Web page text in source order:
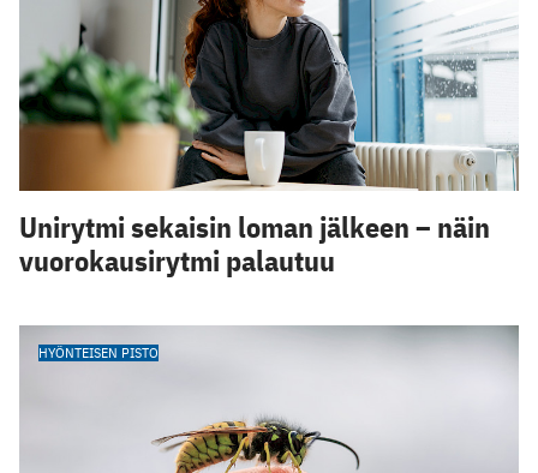
Unirytmi sekaisin loman jälkeen – näin
vuorokausirytmi palautuu
HYÖNTEISEN PISTO